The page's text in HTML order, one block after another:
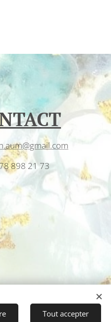
898 21 73
Tout accepter